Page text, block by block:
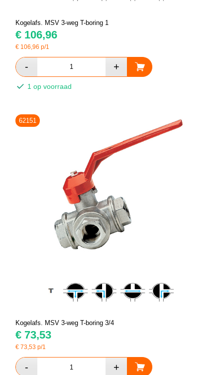
Kogelafs. MSV 3-weg T-boring 1
€ 106,96
€ 106,96 p/1
1 op voorraad
62151
Kogelafs. MSV 3-weg T-boring 3/4
€ 73,53
€73,53 p/1